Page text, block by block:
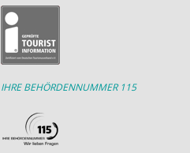
IHRE BEHÖRDENNUMMER 115